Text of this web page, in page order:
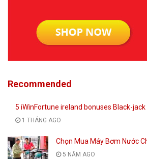
Recommended
5 iWinFortune ireland bonuses Black-
1 THÁNG AGO
Chọn Mua Máy Bơm Nước
5 NĂM AGO